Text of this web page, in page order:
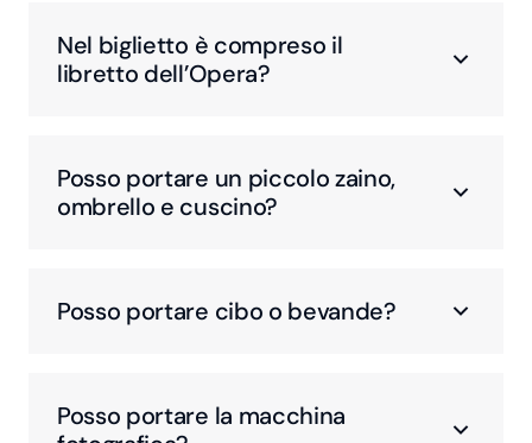
Nel biglietto è compreso il
libretto dell’Opera?
Posso portare un piccolo zaino,
ombrello e cuscino?
Posso portare cibo o bevande?
Posso portare la macchina